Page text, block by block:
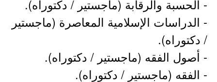
- الحسبة والرقابة (ماجستير / دكتوراه).
- الدراسات الإسلامية المعاصرة (ماجستير
/ دكتوراه).
- أصول الفقه (ماجستير / دكتوراه).
- الفقه (ماجستير / دكتوراه).